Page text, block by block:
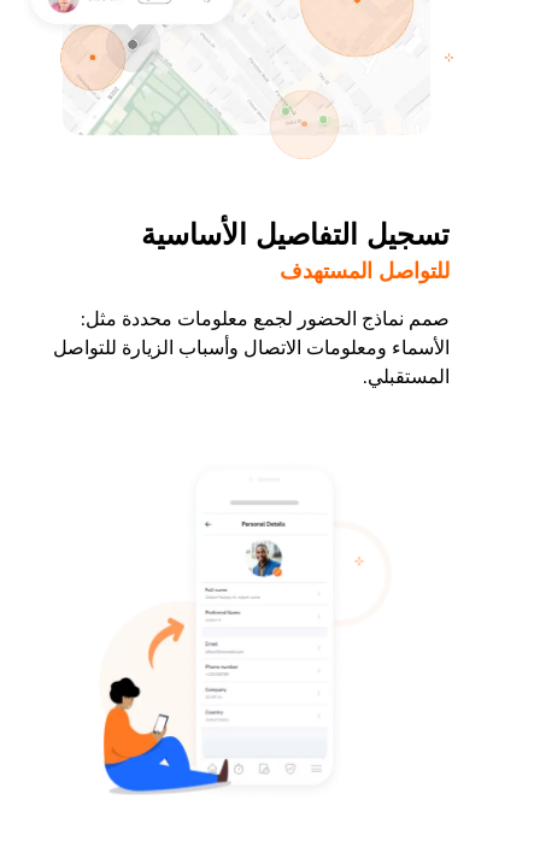
تسجيل التفاصيل الأساسية
للتواصل المستهدف
صمم نماذج الحضور لجمع معلومات محددة مثل:
الأسماء ومعلومات الاتصال وأسباب الزيارة للتواصل
المستقبلي.